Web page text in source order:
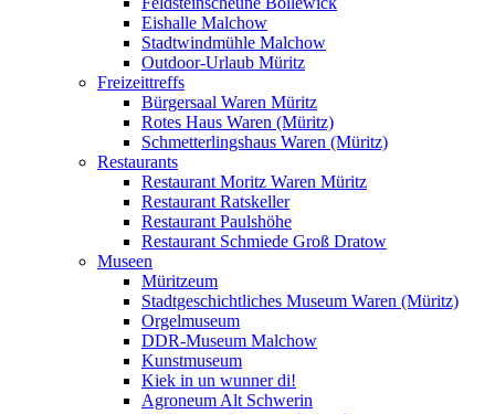
Eishalle Malchow
Stadtwindmühle Malchow
Outdoor-Urlaub Müritz
Freizeittreffs
Bürgersaal Waren Müritz
Rotes Haus Waren (Müritz)
Schmetterlingshaus Waren (Müritz)
Restaurants
Restaurant Moritz Waren Müritz
Restaurant Ratskeller
Restaurant Paulshöhe
Restaurant Schmiede Groß Dratow
Museen
Müritzeum
Stadtgeschichtliches Museum Waren (Müritz)
Orgelmuseum
DDR-Museum Malchow
Kunstmuseum
Kiek in un wunner di!
Agroneum Alt Schwerin